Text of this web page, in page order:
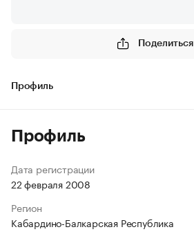
Поделиться
Профиль
Профиль
Дата регистрации
22 февраля 2008
Регион
Кабардино-Балкарская Республика